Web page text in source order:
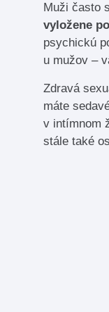
Muži často
vyložene
psychickú
u mužov –
Zdravá
máte
v intímnom
stále také